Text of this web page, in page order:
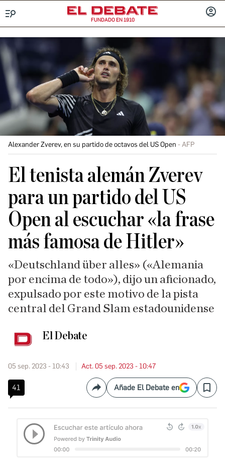
FUNDADO EN 1910
Alexander Zverev, en su partido de octavos del US Open AFP
El tenista alemán Zverev
para un partido del US
Open al escuchar «la frase
más famosa de Hitler»
«Deutschland über alles» («Alemania
por encima de todo»), dijo un aficionado,
expulsado por este motivo de la pista
central del Grand Slam estadounidense
El Debate
05 sep. 2023 - 10:43 Act. 05 sep. 2023 - 10:47
41 CompartirAñade El Debate en Save